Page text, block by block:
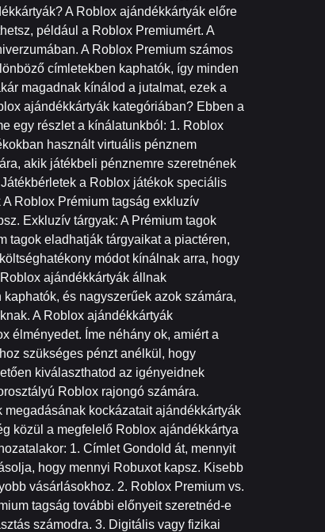
A Roblox ajándékkártyák előre
például a Roblox Premiumért. A
A Roblox Premium számos
címletekben kaphatók, így minden
magadnak kínálod a jutalmat, ezek a
ajándékkártyák kategóriában? Ebben a
egy részlet a kínálatunkból: 1. Roblox
használt virtuális pénznem
akik játékbeli pénznemre szeretnének
a Roblox játékok speciális
Roblox Prémium tagság exkluzív
Exkluzív tárgyak: A Prémium tagok
tagok eladhatják tárgyaikat a piactéren,
módot kínálnak arra, hogy
ajándékkártyák állnak
és nagyszerűek azok számára,
A Roblox ajándékkártyák
élményedet. Íme néhány ok, amiért a
szükséges pénzt anélkül, hogy
kiválaszthatod az igényeidnek
Roblox rajongó számára.
kockázatait ajándékkártyák
közül a megfelelő Roblox ajándékkártya
1. Címlet Gondold át, mennyit
hogy mennyi Robuxot kapsz. Kisebb
vásárlásokhoz. 2. Roblox Premium vs.
tagság további előnyeit szeretnéd-e
számodra. 3. Digitális vagy fizikai